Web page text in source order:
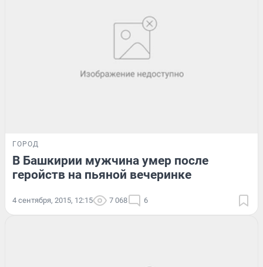
ГОРОД
В Башкирии мужчина умер после
геройств на пьяной вечеринке
4 сентября, 2015, 12:15 7 068 6